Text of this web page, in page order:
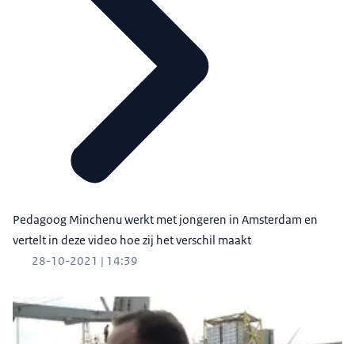
Pedagoog Minchenu werkt met jongeren in Amsterdam en
vertelt in deze video hoe zij het verschil maakt
28-10-2021 | 14:39